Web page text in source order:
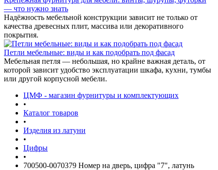
— что нужно знать
Надёжность мебельной конструкции зависит не только от
качества древесных плит, массива или декоративного
покрытия.
Петли мебельные: виды и как подобрать под фасад
Мебельная петля — небольшая, но крайне важная деталь, от
которой зависит удобство эксплуатации шкафа, кухни, тумбы
или другой корпусной мебели.
ЦМФ - магазин фурнитуры и комплектующих
•
Каталог товаров
•
Изделия из латуни
•
Цифры
•
700500-0070379 Номер на дверь, цифра "7", латунь